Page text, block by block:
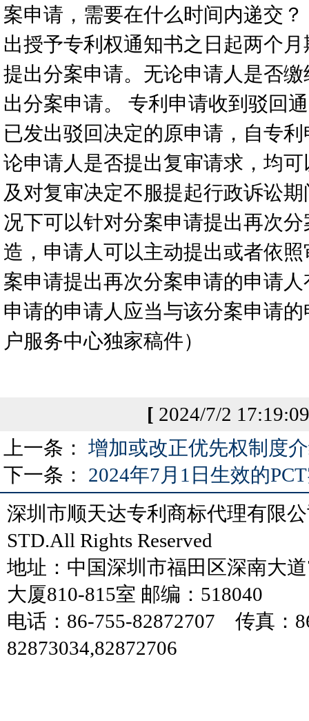
案申请，需要在什么时间内递交
出授予专利权通知书之日起两个
提出分案申请。无论申请人是否
出分案申请。 专利申请收到驳回
已发出驳回决定的原申请，自专
论申请人是否提出复审请求，均
及对复审决定不服提起行政诉讼
况下可以针对分案申请提出再次
造，申请人可以主动提出或者依
案申请提出再次分案申请的申请
申请的申请人应当与该分案申请
户服务中心独家稿件）
[ 2024/7/2
上一条： 增加或改正优先权制度
下一条： 2024年7月1日生效的
深圳市顺天达专利商标代理有限
STD.All Rights Reserved
地址：中国深圳市福田区深南大
大厦810-815室 邮编：518040
电话：86-755-82872707 传真：
82873034,82872706